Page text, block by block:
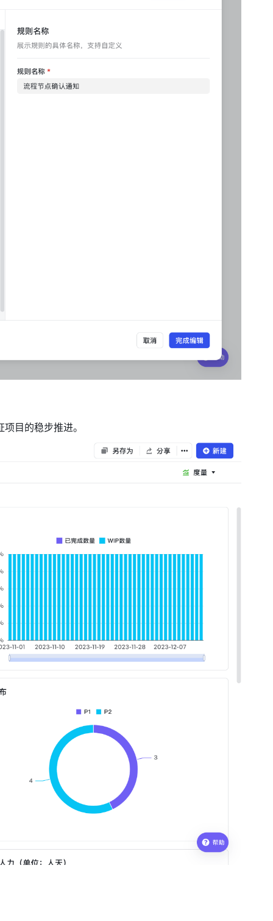
目的稳步推进。